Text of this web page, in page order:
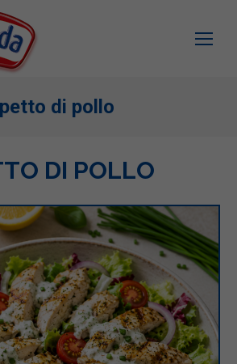
petto di pollo
DI POLLO